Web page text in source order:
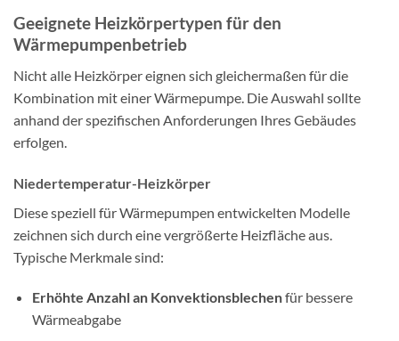
Geeignete Heizkörpertypen für den
Wärmepumpenbetrieb
Nicht alle Heizkörper eignen sich gleichermaßen für die
Kombination mit einer Wärmepumpe. Die Auswahl sollte
anhand der spezifischen Anforderungen Ihres Gebäudes
erfolgen.
Niedertemperatur-Heizkörper
Diese speziell für Wärmepumpen entwickelten Modelle
zeichnen sich durch eine vergrößerte Heizfläche aus.
Typische Merkmale sind:
Erhöhte Anzahl an Konvektionsblechenfür bessere
Wärmeabgabe